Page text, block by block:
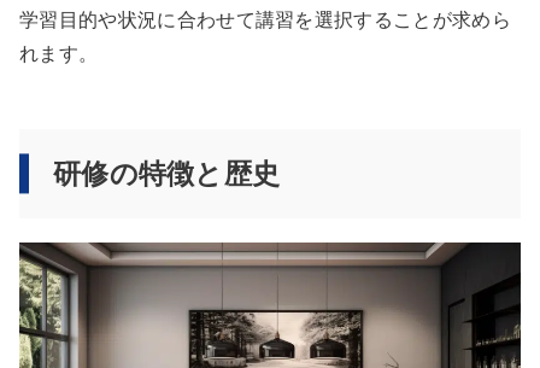
学習目的や状況に合わせて講習を選択することが求めら
れます。
研修の特徴と歴史